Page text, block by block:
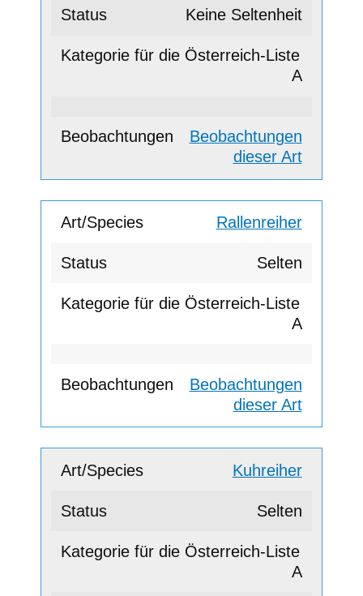
Keine Seltenheit
A
Beobachtungen
dieser Art
Rallenreiher
Selten
A
Beobachtungen
dieser Art
Kuhreiher
Selten
A